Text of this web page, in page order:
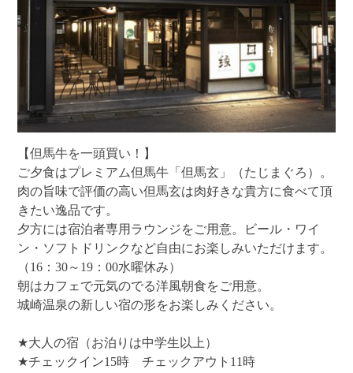
【但馬牛を一頭買い！】
ご夕食はプレミアム但馬牛「但馬玄」（たじまぐろ）。
肉の旨味で評価の高い但馬玄は肉好きな貴方に食べて頂
きたい逸品です。
夕方には宿泊者専用ラウンジをご用意。ビール・ワイ
ン・ソフトドリンクなど自由にお楽しみいただけます。
（16：30～19：00水曜休み）
朝はカフェで元気のでる洋風朝食をご用意。
城崎温泉の新しい宿の形をお楽しみください。
★大人の宿（お泊りは中学生以上）
★チェックイン15時 チェックアウト11時